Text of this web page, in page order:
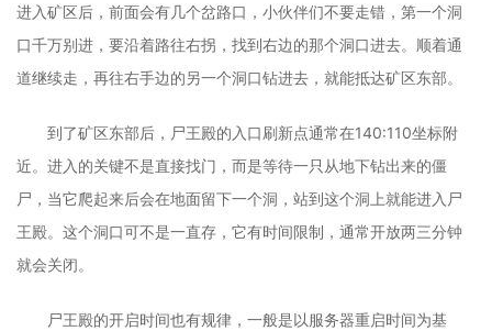
进入矿区后，前面会有几个岔路口，小伙伴们不要走错，第一个洞
口千万别进，要沿着路往右拐，找到右边的那个洞口进去。顺着通
道继续走，再往右手边的另一个洞口钻进去，就能抵达矿区东部。
到了矿区东部后，尸王殿的入口刷新点通常在140:110坐标附
近。进入的关键不是直接找门，而是等待一只从地下钻出来的僵
尸，当它爬起来后会在地面留下一个洞，站到这个洞上就能进入尸
王殿。这个洞口可不是一直存，它有时间限制，通常开放两三分钟
就会关闭。
尸王殿的开启时间也有规律，一般是以服务器重启时间为基